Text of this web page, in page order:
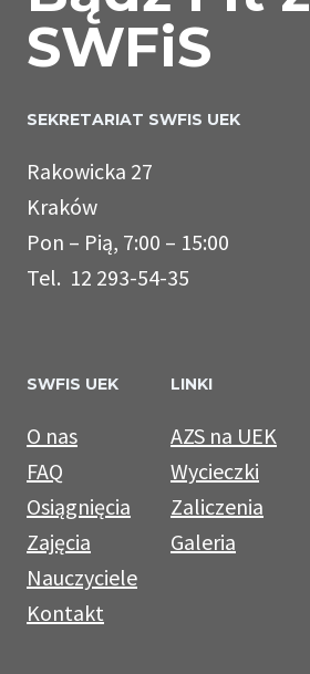
SWFiS
SEKRETARIAT SWFIS UEK
Rakowicka 27
Kraków
Pon – Pią, 7:00 – 15:00
Tel. 12 293-54-35
SWFIS UEK
O nas
FAQ
Osiągnięcia
Zajęcia
Nauczyciele
Kontakt
LINKI
AZS na UEK
Wycieczki
Zaliczenia
Galeria